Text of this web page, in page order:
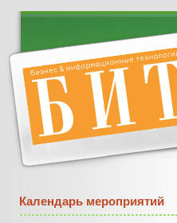
Календарь мероприятий